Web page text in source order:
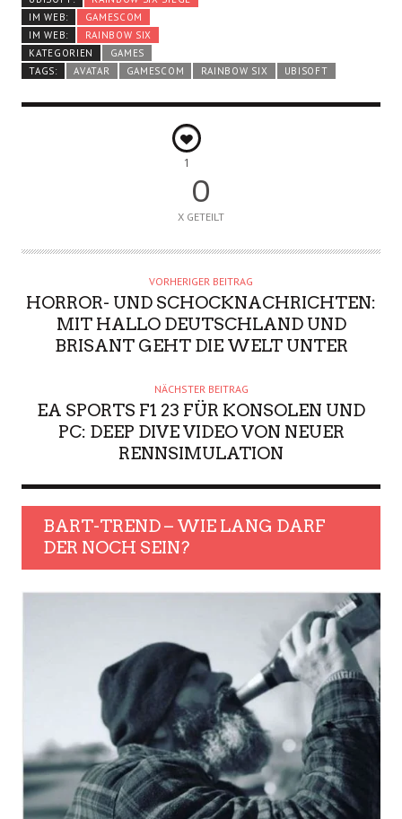
IM WEB:
GAMESCOM
IM WEB:
RAINBOW SIX
KATEGORIEN
GAMES
TAGS:
AVATAR GAMESCOM RAINBOW SIX UBISOFT
1
0
X GETEILT
VORHERIGER BEITRAG
HORROR- UND SCHOCKNACHRICHTEN:
MIT HALLO DEUTSCHLAND UND
BRISANT GEHT DIE WELT UNTER
NÄCHSTER BEITRAG
EA SPORTS F1 23 FÜR KONSOLEN UND
PC: DEEP DIVE VIDEO VON NEUER
RENNSIMULATION
BART-TREND – WIE LANG DARF
DER NOCH SEIN?